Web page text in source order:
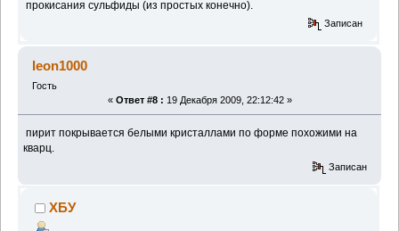
прокисания сульфиды (из простых конечно).
Записан
leon1000
Гость
« Ответ #8 : 19 Декабря 2009, 22:12:42 »
пирит покрывается белыми кристаллами по форме похожими на
кварц.
Записан
ХБУ